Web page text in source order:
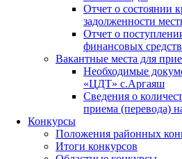
Отчет о состоянии
задолженности
Отчет о
финансовых средств
Вакантные места для
Необходимые
«ЦДТ» с.Аргаяш
Сведения о
приема (перевода)
Конкурсы
Положения районных
Итоги конкурсов